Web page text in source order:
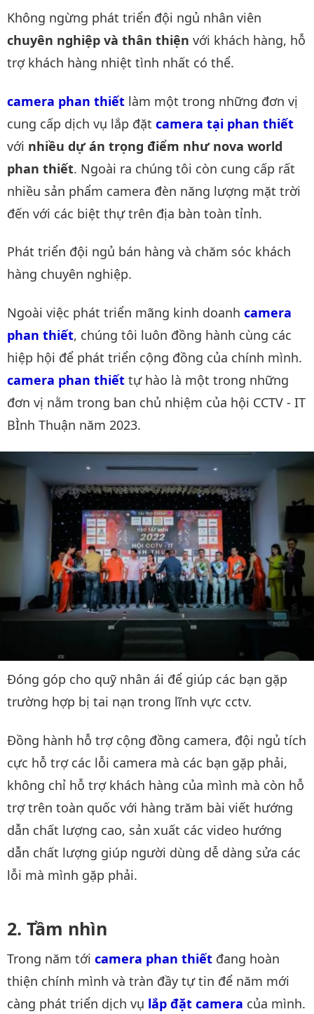
Không ngừng phát triển đội ngủ nhân viên
chuyên nghiệp và thân thiện với khách hàng, hỗ
trợ khách hàng nhiệt tình nhất có thể.
camera phan thiết làm một trong những đơn vị
cung cấp dịch vụ lắp đặt camera tại phan thiết
với nhiều dự án trọng điểm như nova world
phan thiết. Ngoài ra chúng tôi còn cung cấp rất
nhiều sản phẩm camera đèn năng lượng mặt trời
đến với các biệt thự trên địa bàn toàn tỉnh.
Phát triển đội ngủ bán hàng và chăm sóc khách
hàng chuyên nghiệp.
Ngoài việc phát triển mãng kinh doanh camera
phan thiết, chúng tôi luôn đồng hành cùng các
hiệp hội để phát triển cộng đồng của chính mình.
camera phan thiết tự hào là một trong những
đơn vị nằm trong ban chủ nhiệm của hội CCTV - IT
BÌnh Thuận năm 2023.
Đóng góp cho quỹ nhân ái để giúp các bạn gặp
trường hợp bị tai nạn trong lĩnh vực cctv.
Đồng hành hỗ trợ cộng đồng camera, đội ngủ tích
cực hỗ trợ các lỗi camera mà các bạn gặp phải,
không chỉ hỗ trợ khách hàng của mình mà còn hỗ
trợ trên toàn quốc với hàng trăm bài viết hướng
dẫn chất lượng cao, sản xuất các video hướng
dẫn chất lượng giúp người dùng dễ dàng sửa các
lỗi mà mình gặp phải.
Tầm nhìn
Trong năm tới camera phan thiết đang hoàn
thiện chính mình và tràn đầy tự tin để năm mới
càng phát triển dịch vụ lắp đặt camera của mình.